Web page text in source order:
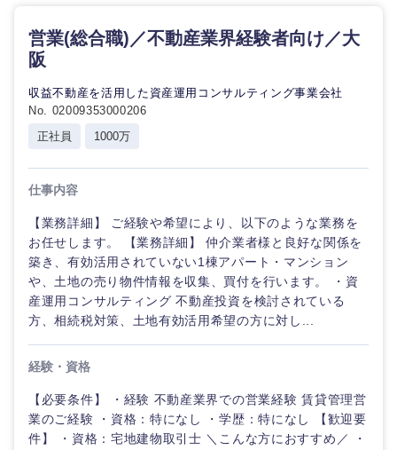
営業(総合職)／不動産業界経験者向け／大
阪
収益不動産を活用した資産運用コンサルティング事業会社
No. 02009353000206
正社員
1000万
仕事内容
【業務詳細】 ご経験や希望により、以下のような業務を
お任せします。 【業務詳細】 仲介業者様と良好な関係を
築き、有効活用されていない1棟アパート・マンション
や、土地の売り物件情報を収集、買付を行います。 ・資
産運用コンサルティング 不動産投資を検討されている
方、相続税対策、土地有効活用希望の方に対し...
経験・資格
【必要条件】 ・経験 不動産業界での営業経験 賃貸管理営
業のご経験 ・資格：特になし ・学歴：特になし 【歓迎要
件】 ・資格：宅地建物取引士 ＼こんな方におすすめ／ ・